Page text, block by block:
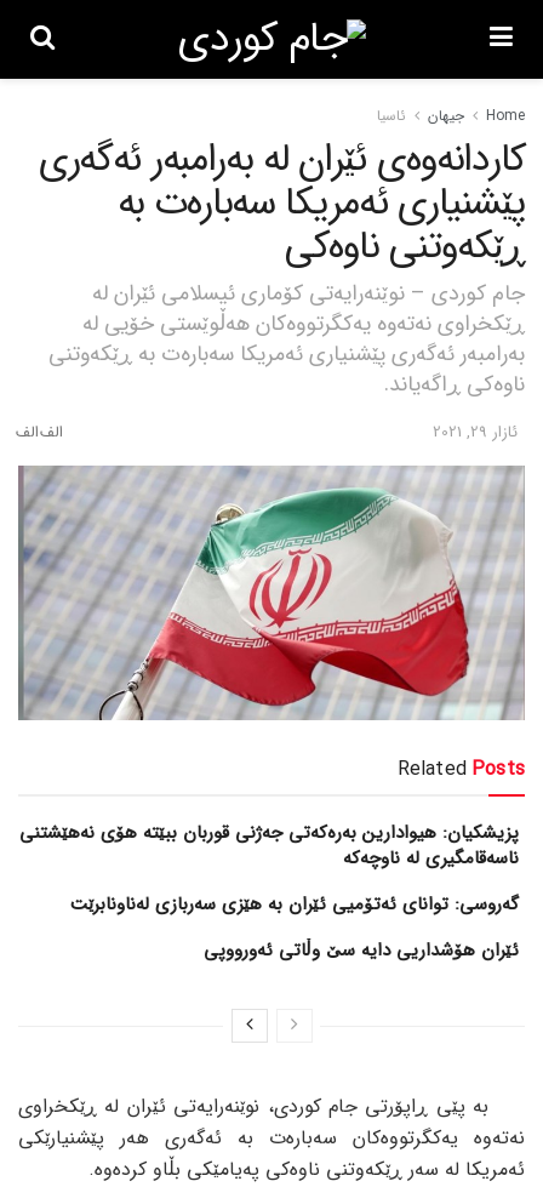
Home جیهان ئاسیا
کاردانەوەی ئێران لە بەرامبەر ئەگەری
پێشنیاری ئەمریکا سەبارەت بە
ڕێکەوتنی ناوەکی
جام کوردی – نوێنەرایەتی کۆماری ئیسلامی ئێران لە
ڕێکخراوی نەتەوە یەکگرتووەکان هەڵوێستی خۆیی لە
بەرامبەر ئەگەری پێشنیاری ئەمریکا سەبارەت بە ڕێکەوتنی
ناوەکی ڕاگەیاند.
ئازار 29, 2021
Related Posts
پزیشکیان: هیوادارین بەرەکەتی جەژنی قوربان ببێتە هۆی نەهێشتنی
ناسەقامگیری لە ناوچەکە
گەروسی: توانای ئەتۆمیی ئێران بە هێزی سەربازی لەناونابرێت
ئێران هۆشداریی دایە سێ وڵاتی ئەورووپی
بە پێی ڕاپۆرتی جام کوردی، نوێنەرایەتی ئێران لە ڕێکخراوی
نەتەوە یەکگرتووەکان سەبارەت بە ئەگەری هەر پێشنیارێکی
ئەمریکا لە سەر ڕێکەوتنی ناوەکی پەیامێکی بڵاو کردەوە.